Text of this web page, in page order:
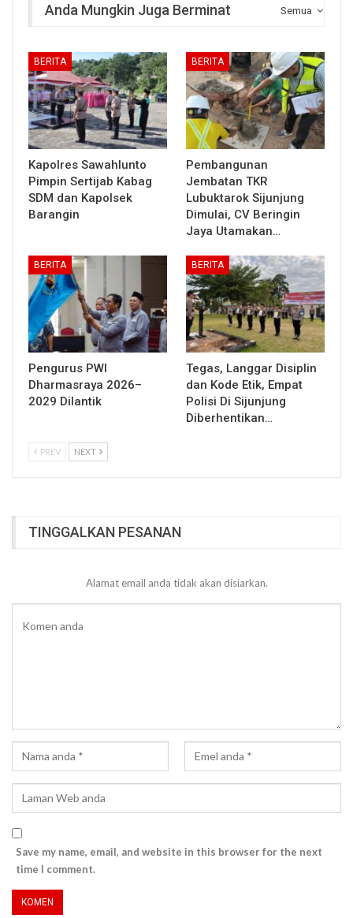
Semua
Anda Mungkin Juga Berminat
BERITA
Kapolres Sawahlunto
Pimpin Sertijab Kabag
SDM dan Kapolsek
Barangin
BERITA
Pembangunan
Jembatan TKR
Lubuktarok Sijunjung
Dimulai, CV Beringin
Jaya Utamakan…
BERITA
Pengurus PWI
Dharmasraya 2026–
2029 Dilantik
BERITA
Tegas, Langgar Disiplin
dan Kode Etik, Empat
Polisi Di Sijunjung
Diberhentikan…
PREV NEXT
TINGGALKAN PESANAN
Alamat email anda tidak akan disiarkan.
Save my name, email, and website in this browser for the next
time I comment.